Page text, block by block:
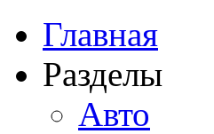
Главная
Разделы
Авто